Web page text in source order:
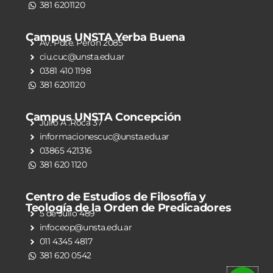
381 6201120
Campus UNSTA Yerba Buena
Av. Pdte. Perón 2085
ciu.cuc@unsta.edu.ar
0381 410 1198
381 6201120
Campus UNSTA Concepción
Julio A .Roca 37
informacionescuc@unsta.edu.ar
03865 421316
381 620 1120
Centro de Estudios de Filosofía y
Teología de la Orden de Predicadores
5 de Julio 489
infoceop@unsta.edu.ar
011 4345 4817
381 620 0542